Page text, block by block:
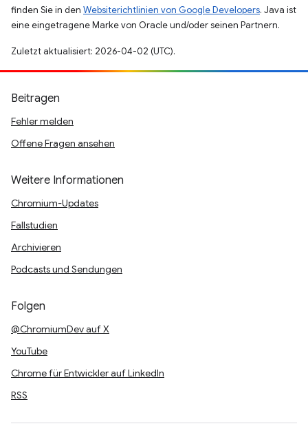
finden Sie in den Websiterichtlinien von Google Developers. Java ist
eine eingetragene Marke von Oracle und/oder seinen Partnern.
Zuletzt aktualisiert: 2026-04-02 (UTC).
Beitragen
Fehler melden
Offene Fragen ansehen
Weitere Informationen
Chromium-Updates
Fallstudien
Archivieren
Podcasts und Sendungen
Folgen
@ChromiumDev auf X
YouTube
Chrome für Entwickler auf LinkedIn
RSS